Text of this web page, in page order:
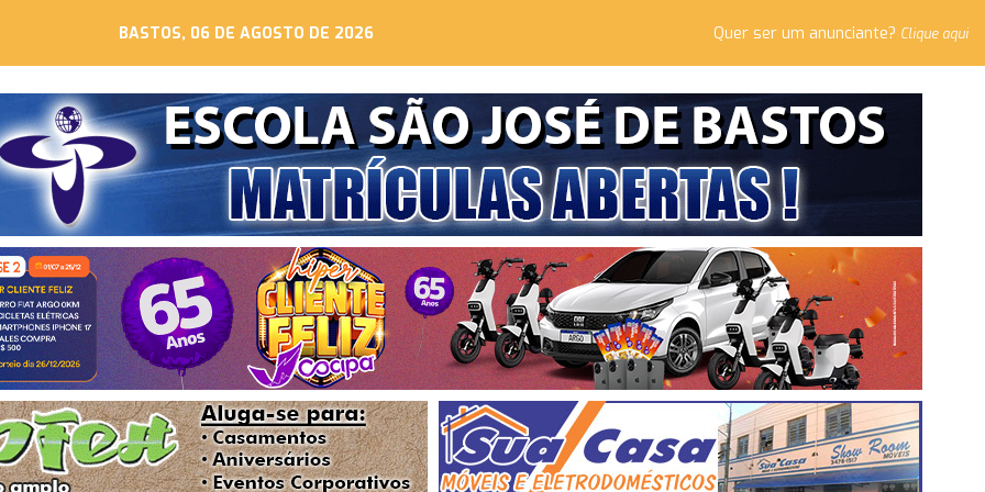
BASTOS, 06 DE AGOSTO DE 2026 Quer ser um anunciante? Clique aqui